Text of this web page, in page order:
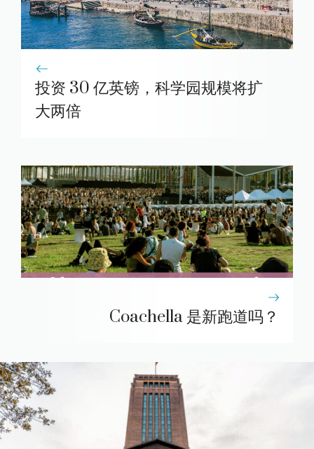
投资 30 亿英镑，科学园规模将扩
大两倍
Coachella 是新跑道吗？